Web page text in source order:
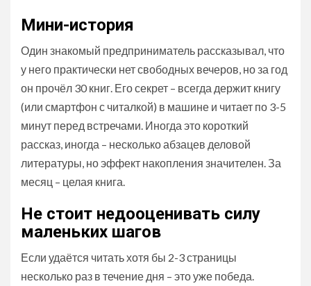
Мини-история
Один знакомый предприниматель рассказывал, что
у него практически нет свободных вечеров, но за год
он прочёл 30 книг. Его секрет – всегда держит книгу
(или смартфон с читалкой) в машине и читает по 3-5
минут перед встречами. Иногда это короткий
рассказ, иногда – несколько абзацев деловой
литературы, но эффект накопления значителен. За
месяц – целая книга.
Не стоит недооценивать силу
маленьких шагов
Если удаётся читать хотя бы 2-3 страницы
несколько раз в течение дня – это уже победа.